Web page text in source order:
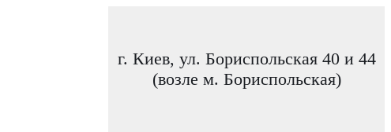
г. Киев, ул. Бориспольская 40 и 44
(возле м. Бориспольская)